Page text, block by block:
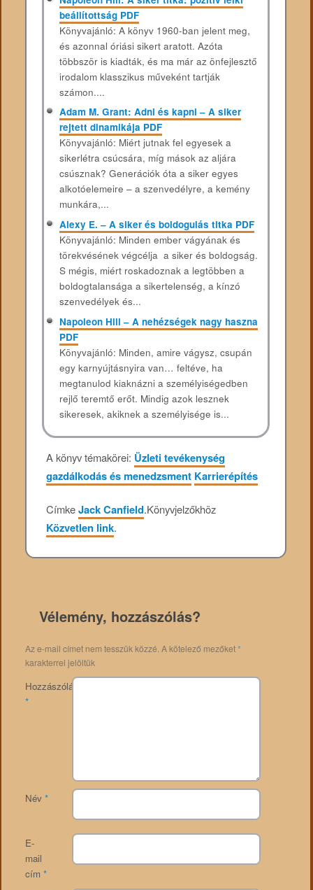
beállítottság PDF
Könyvajánló: A könyv 1960-ban jelent meg,
és azonnal óriási sikert aratott. Azóta
többször is kiadták, és ma már az önfejlesztő
irodalom klasszikus műveként tartják
számon....
Adam M. Grant: Adni és kapni – A siker
rejtett dinamikája PDF
Könyvajánló: Miért jutnak fel egyesek a
sikerlétra csúcsára, míg mások az aljára
csúsznak? Generációk óta a siker egyes
alkotóelemeire – a szenvedélyre, a kemény
munkára,...
Alexy E. – A siker és boldogulás titka PDF
Könyvajánló: Minden ember vágyának és
törekvésének végcélja a siker és boldogság.
S mégis, miért roskadoznak a legtöbben a
boldogtalansága a sikertelenség, a kínzó
szenvedélyek és...
Napoleon Hill – A nehézségek nagy haszna
PDF
Könyvajánló: Minden, amire vágysz, csupán
egy karnyújtásnyira van… feltéve, ha
megtanulod kiaknázni a személyiségedben
rejlő teremtő erőt. Mindig azok lesznek
sikeresek, akiknek a személyisége is...
A könyv témakörei: Üzleti tevékenység
gazdálkodás és menedzsment Karrierépítés
CímkeJack Canfield.Könyvjelzőkhöz
Közvetlen link.
Vélemény, hozzászólás?
Az e-mail címet nem tesszük közzé. A kötelező mezőket*
karakterrel jelöltük
Hozzászólás
*
Név *
E-
mail
cím *